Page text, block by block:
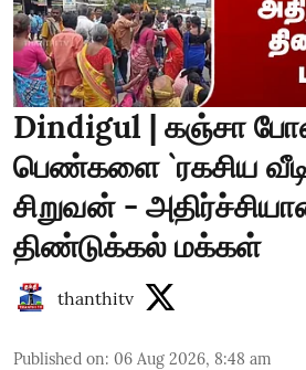
Dindigul | கஞ்சா
பெண்களை `ரகசிய
சிறுவன் -
திண்டுக்கல் மக்கள்
thanthitv
Published on: 06 Aug 2026, 8:48 am